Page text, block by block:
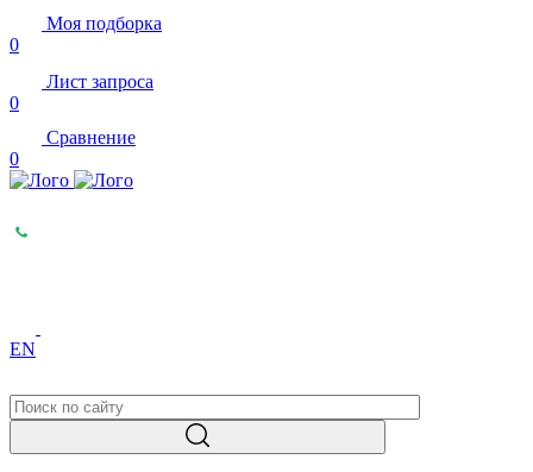
Моя подборка
0
Лист запроса
0
Сравнение
0
EN